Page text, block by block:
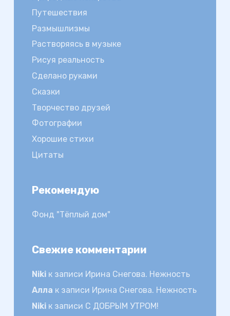
Путешествия
Размышлизмы
Растворяясь в музыке
Рисуя реальность
Сделано руками
Сказки
Творчество друзей
Фотографии
Хорошие стихи
Цитаты
Рекомендую
Фонд "Тёплый дом"
Свежие комментарии
Nikiк записи Ирина Снегова. Нежность
Алла к записи Ирина Снегова. Нежность
Nikiк записи С ДОБРЫМ УТРОМ!